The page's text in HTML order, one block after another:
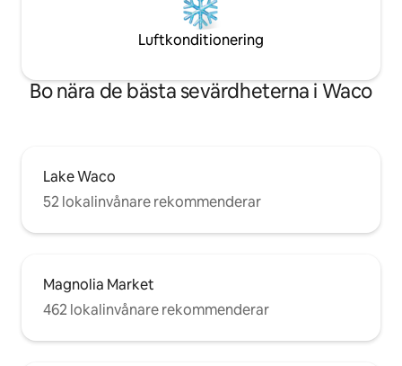
Luftkonditionering
Bo nära de bästa sevärdheterna i Waco
Lake Waco
52 lokalinvånare rekommenderar
Magnolia Market
462 lokalinvånare rekommenderar